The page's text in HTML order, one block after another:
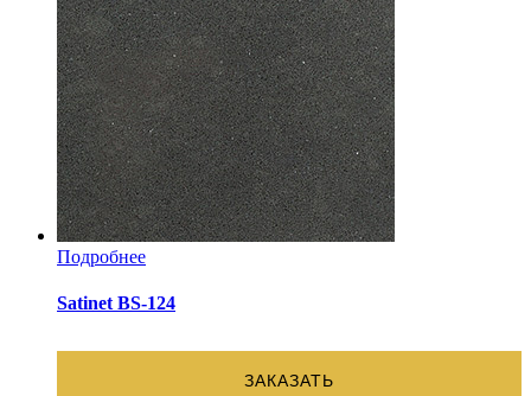
Подробнее
Satinet BS-124
ЗАКАЗАТЬ